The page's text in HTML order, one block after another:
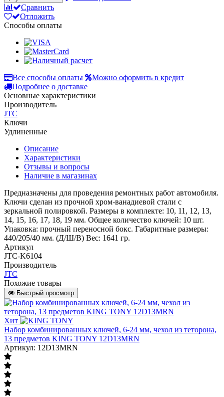
Сравнить
Отложить
Способы оплаты
Все способы оплаты
Можно оформить в кредит
Подробнее о доставке
Основные характеристики
Производитель
JTC
Ключи
Удлиненные
Описание
Характеристики
Отзывы и вопросы
Наличие в магазинах
Предназначены для проведения ремонтных работ автомобиля.
Ключи сделан из прочной хром-ванадиевой стали с
зеркальной полировкой. Размеры в комплекте: 10, 11, 12, 13,
14, 15, 16, 17, 18, 19 мм. Общее количество ключей: 10 шт.
Упаковка: прочный переносной бокс. Габаритные размеры:
440/205/40 мм. (Д/Ш/В) Вес: 1641 гр.
Артикул
JTC-K6104
Производитель
JTC
Похожие товары
Быстрый просмотр
Хит
Набор комбинированных ключей, 6-24 мм, чехол из теторона,
13 предметов KING TONY 12D13MRN
Артикул: 12D13MRN